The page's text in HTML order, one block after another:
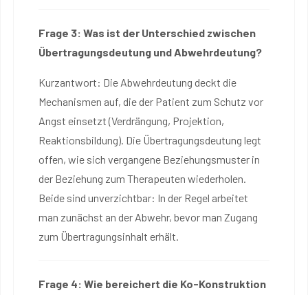
Frage 3: Was ist der Unterschied zwischen
Übertragungsdeutung und Abwehrdeutung?
Kurzantwort: Die Abwehrdeutung deckt die
Mechanismen auf, die der Patient zum Schutz vor
Angst einsetzt (Verdrängung, Projektion,
Reaktionsbildung). Die Übertragungsdeutung legt
offen, wie sich vergangene Beziehungsmuster in
der Beziehung zum Therapeuten wiederholen.
Beide sind unverzichtbar: In der Regel arbeitet
man zunächst an der Abwehr, bevor man Zugang
zum Übertragungsinhalt erhält.
Frage 4: Wie bereichert die Ko-Konstruktion